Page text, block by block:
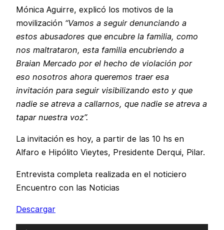
Mónica Aguirre, explicó los motivos de la
movilización “Vamos a seguir denunciando a
estos abusadores que encubre la familia, como
nos maltrataron, esta familia encubriendo a
Braian Mercado por el hecho de violación por
eso nosotros ahora queremos traer esa
invitación para seguir visibilizando esto y que
nadie se atreva a callarnos, que nadie se atreva a
tapar nuestra voz”.
La invitación es hoy, a partir de las 10 hs en
Alfaro e Hipólito Vieytes, Presidente Derqui, Pilar.
Entrevista completa realizada en el noticiero
Encuentro con las Noticias
Descargar